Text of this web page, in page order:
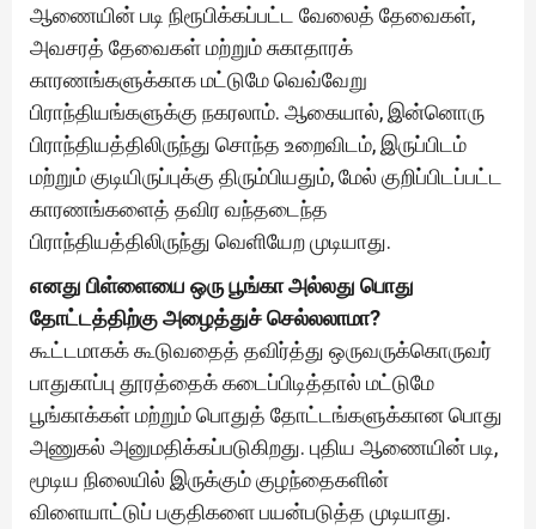
ஆணையின் படி நிரூபிக்கப்பட்ட வேலைத் தேவைகள்,
அவசரத் தேவைகள் மற்றும் சுகாதாரக்
காரணங்களுக்காக மட்டுமே வெவ்வேறு
பிராந்தியங்களுக்கு நகரலாம். ஆகையால், இன்னொரு
பிராந்தியத்திலிருந்து சொந்த உறைவிடம், இருப்பிடம்
மற்றும் குடியிருப்புக்கு திரும்பியதும், மேல் குறிப்பிடப்பட்ட
காரணங்களைத் தவிர வந்தடைந்த
பிராந்தியத்திலிருந்து வெளியேற முடியாது.
எனது பிள்ளையை ஒரு பூங்கா அல்லது பொது
தோட்டத்திற்கு அழைத்துச் செல்லலாமா?
கூட்டமாகக் கூடுவதைத் தவிர்த்து ஒருவருக்கொருவர்
பாதுகாப்பு தூரத்தைக் கடைப்பிடித்தால் மட்டுமே
பூங்காக்கள் மற்றும் பொதுத் தோட்டங்களுக்கான பொது
அணுகல் அனுமதிக்கப்படுகிறது. புதிய ஆணையின் படி,
மூடிய நிலையில் இருக்கும் குழந்தைகளின்
விளையாட்டுப் பகுதிகளை பயன்படுத்த முடியாது.